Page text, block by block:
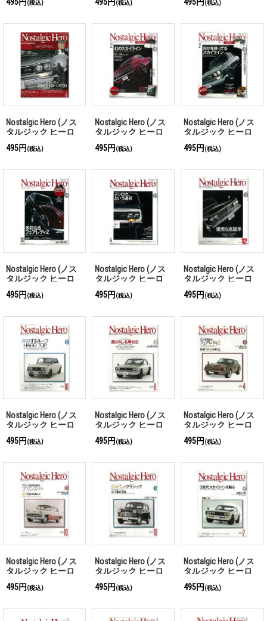
495円 (税込) 495円 (税込) 495円 (税込)
Nostalgic Hero (ノス
タルジック ヒーロ
ー) Vol. 150
495円 (税込)
Nostalgic Hero (ノス
タルジック ヒーロ
ー) Vol. 149
495円 (税込)
Nostalgic Hero (ノス
タルジック ヒーロ
ー) Vol. 143
495円 (税込)
Nostalgic Hero (ノス
タルジック ヒーロ
495円 (税込)
Nostalgic Hero (ノス
タルジック ヒーロ
495円 (税込)
Nostalgic Hero (ノス
タルジック ヒーロ
495円 (税込)
Nostalgic Hero (ノス
タルジック ヒーロ
495円 (税込)
Nostalgic Hero (ノス
タルジック ヒーロ
495円 (税込)
Nostalgic Hero (ノス
タルジック ヒーロ
495円 (税込)
Nostalgic Hero (ノス
タルジック ヒーロ
495円 (税込)
Nostalgic Hero (ノス
タルジック ヒーロ
495円 (税込)
Nostalgic Hero (ノス
タルジック ヒーロ
495円 (税込)